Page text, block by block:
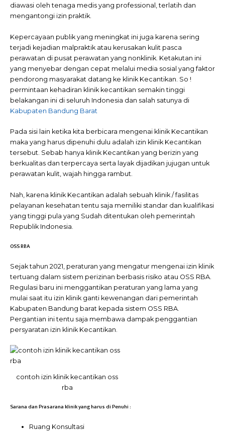
diawasi oleh tenaga medis yang professional, terlatih dan
mengantongi izin praktik.
Kepercayaan publik yang meningkat ini juga karena sering
terjadi kejadian malpraktik atau kerusakan kulit pasca
perawatan di pusat perawatan yang nonklinik. Ketakutan ini
yang menyebar dengan cepat melalui media sosial yang faktor
pendorong masyarakat datang ke klinik Kecantikan. So !
permintaan kehadiran klinik kecantikan semakin tinggi
belakangan ini di seluruh Indonesia dan salah satunya di
Kabupaten Bandung Barat
Pada sisi lain ketika kita berbicara mengenai klinik Kecantikan
maka yang harus dipenuhi dulu adalah izin klinik Kecantikan
tersebut. Sebab hanya klinik Kecantikan yang berizin yang
berkualitas dan terpercaya serta layak dijadikan jujugan untuk
perawatan kulit, wajah hingga rambut.
Nah, karena klinik Kecantikan adalah sebuah klinik / fasilitas
pelayanan kesehatan tentu saja memiliki standar dan kualifikasi
yang tinggi pula yang Sudah ditentukan oleh pemerintah
Republik Indonesia.
OSS RBA
Sejak tahun 2021, peraturan yang mengatur mengenai izin klinik
tertuang dalam sistem perizinan berbasis risiko atau OSS RBA.
Regulasi baru ini menggantikan peraturan yang lama yang
mulai saat itu izin klinik ganti kewenangan dari pemerintah
Kabupaten Bandung barat kepada sistem OSS RBA.
Pergantian ini tentu saja membawa dampak penggantian
persyaratan izin klinik Kecantikan.
contoh izin klinik kecantikan oss
rba
Sarana dan Prasarana klinik yang harus di Penuhi :
Ruang Konsultasi